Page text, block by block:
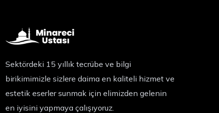
Sektördeki 15 yıllık tecrübe ve bilgi
birikimimizle sizlere daima en kaliteli hizmet ve
estetik eserler sunmak için elimizden gelenin
en iyisini yapmaya çalışıyoruz.